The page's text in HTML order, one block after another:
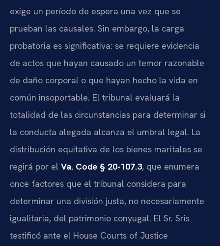
exige un período de espera una vez que se
prueban las causales. Sin embargo, la carga
probatoria es significativa: se requiere evidencia
de actos que hayan causado un temor razonable
de daño corporal o que hayan hecho la vida en
común insoportable. El tribunal evaluará la
totalidad de las circunstancias para determinar si
la conducta alegada alcanza el umbral legal. La
distribución equitativa de los bienes maritales se
regirá por el Va. Code § 20-107.3, que enumera
once factores que el tribunal considera para
determinar una división justa, no necesariamente
igualitaria, del patrimonio conyugal. El Sr. Sris
testificó ante el House Courts of Justice